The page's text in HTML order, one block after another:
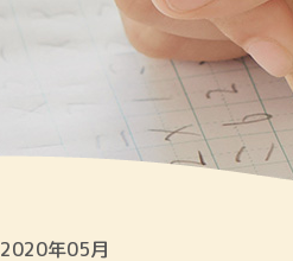
2020年05月